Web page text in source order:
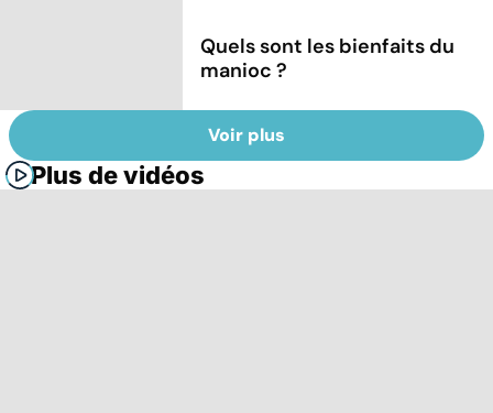
Quels sont les bienfaits du
manioc ?
Voir plus
Plus de vidéos